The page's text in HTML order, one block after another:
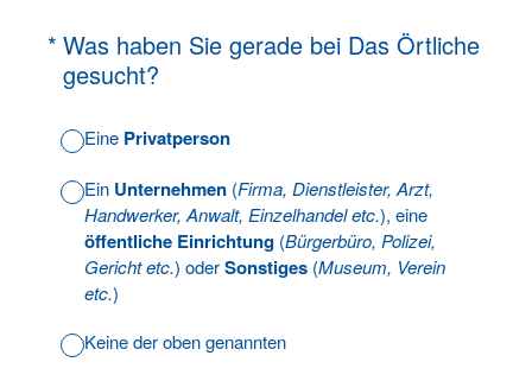
* Was haben Sie gerade bei Das Örtliche
gesucht?
(Erforderlich.)
Eine Privatperson
Ein Unternehmen (Firma, Dienstleister, Arzt,
Handwerker, Anwalt, Einzelhandel etc.), eine
öffentliche Einrichtung (Bürgerbüro, Polizei,
Gericht etc.) oderSonstiges (Museum, Verein
etc.)
Keine der oben genannten